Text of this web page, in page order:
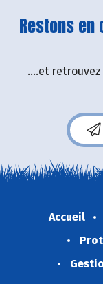
Restons
....et
Accueil